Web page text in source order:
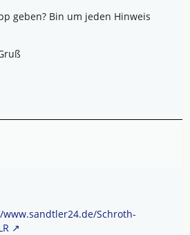
geben? Bin um jeden Hinweis
Schroth-